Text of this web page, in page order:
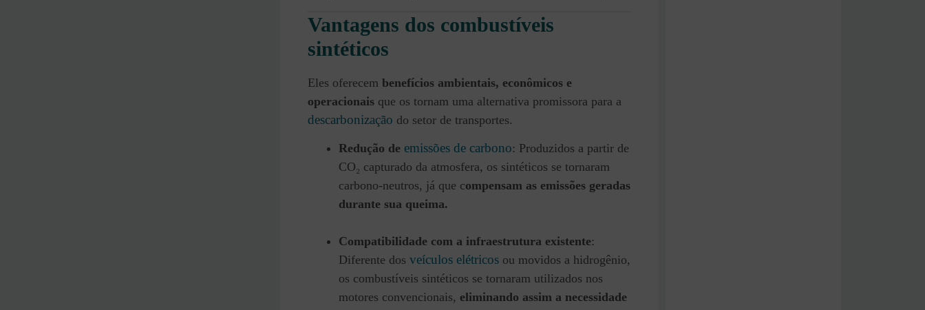
Vantagens dos combustíveis
sintéticos
Eles oferecem benefícios ambientais, econômicos e
operacionais que os tornam uma alternativa promissora para a
descarbonização do setor de transportes.
Redução de emissões de carbono: Produzidos a partir de
CO₂ capturado da atmosfera, os sintéticos se tornaram
carbono-neutros, já que compensam as emissões geradas
durante sua queima.
Compatibilidade com a infraestrutura existente:
Diferente dos veículos elétricos ou movidos a hidrogênio,
os combustíveis sintéticos se tornaram utilizados nos
motores convencionais, eliminando assim a necessidade